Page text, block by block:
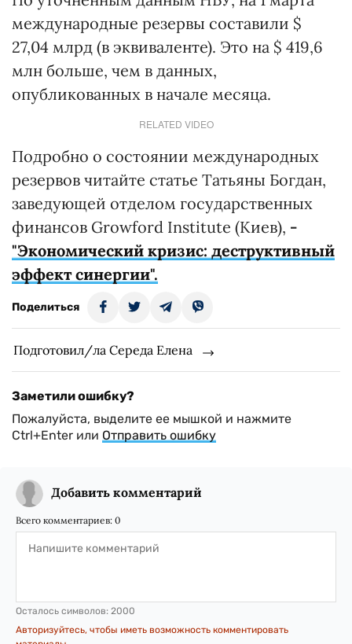
международные резервы составили $
27,04 млрд (в эквиваленте). Это на $ 419,6
млн больше, чем в данных,
опубликованных в начале месяца.
RELATED VIDEO
Подробно о состоянии международных
резервов читайте статье Татьяны Богдан,
заведующей отделом государственных
финансов Growford Institute (Киев), -
"Экономический кризис: деструктивный
эффект синергии".
Поделиться
Подготовил/ла Середа Елена
Заметили ошибку?
Пожалуйста, выделите ее мышкой и нажмите
Ctrl+Enter или Отправить ошибку
Добавить комментарий
Всего комментариев: 0
Осталось символов: 2000
Авторизуйтесь, чтобы иметь возможность комментировать